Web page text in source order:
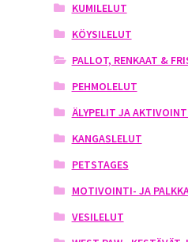
KUMILELUT
KÖYSILELUT
PALLOT, RENKAAT &
PEHMOLELUT
ÄLYPELIT JA
KANGASLELUT
PETSTAGES
MOTIVOINTI- JA
VESILELUT